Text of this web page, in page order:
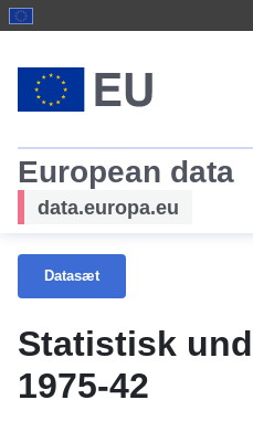
European data
data.europa.eu
Datasæt
Statistisk
1975-42